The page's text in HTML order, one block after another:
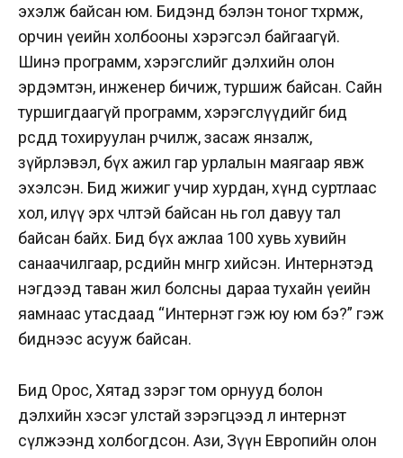
эхэлж байсан юм. Бидэнд бэлэн тоног төхөөрөмж,
орчин үеийн холбооны хэрэгсэл байгаагүй.
Шинэ программ, хэрэгслийг дэлхийн олон
эрдэмтэн, инженер бичиж, туршиж байсан. Сайн
туршигдаагүй программ, хэрэгслүүдийг бид
өөрсдөдөө тохируулан өөрчилж, засаж янзалж,
зүйрлэвэл, бүх ажил гар урлалын маягаар явж
эхэлсэн. Бид жижиг учир хурдан, хүнд суртлаас
хол, илүү эрх чөлөөтэй байсан нь гол давуу тал
байсан байх. Бид бүх ажлаа 100 хувь хувийн
санаачилгаар, өөрсдийн мөнгөөр хийсэн. Интернэтэд
нэгдээд таван жил болсны дараа тухайн үеийн
яамнаас утасдаад “Интернэт гэж юу юм бэ?” гэж
биднээс асууж байсан.
Бид Орос, Хятад зэрэг том орнууд болон
дэлхийн хэсэг улстай зэрэгцээд л интернэт
сүлжээнд холбогдсон. Ази, Зүүн Европийн олон